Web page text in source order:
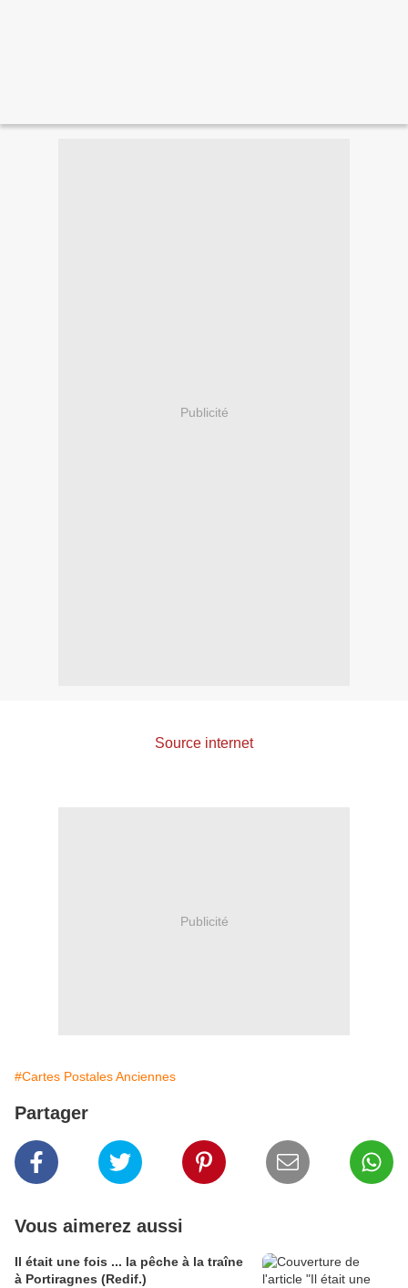
Publicité
Source internet
Publicité
#Cartes Postales Anciennes
Partager
Vous aimerez aussi
Il était une fois ... la pêche à la traîne
à Portiragnes (Redif.)